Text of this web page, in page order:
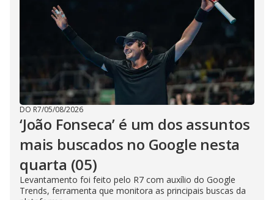
DO R7/05/08/2026
‘João Fonseca’ é um dos assuntos
mais buscados no Google nesta
quarta (05)
Levantamento foi feito pelo R7 com auxílio do Google
Trends, ferramenta que monitora as principais buscas da